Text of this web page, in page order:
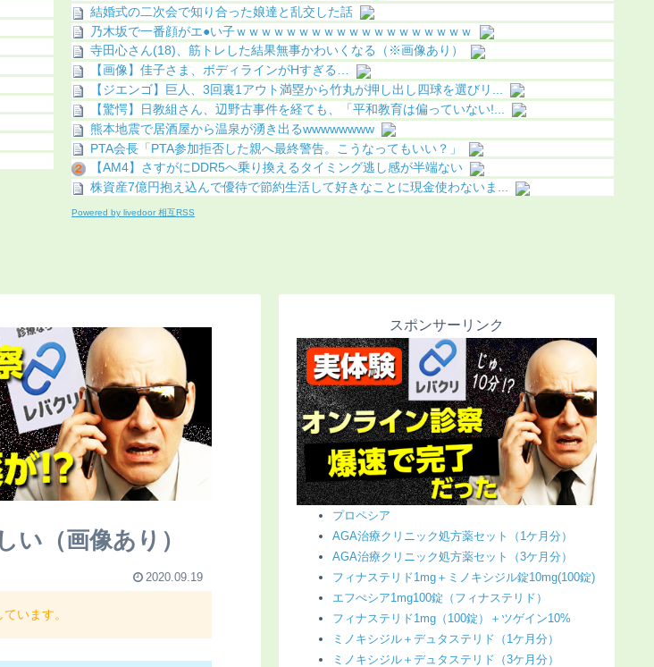
結婚式の二次会で知り合った娘達と乱交した話
乃木坂で一番顔がエ●い子ｗｗｗｗｗｗｗｗｗｗｗｗｗｗｗｗｗｗｗ
寺田心さん(18)、筋トレした結果無事かわいくなる（※画像あり）
【画像】佳子さま、ボディラインがHすぎる…
【ジエンゴ】巨人、3回裏1アウト満塁から竹丸が押し出し四球を選びリ...
【驚愕】日教組さん、辺野古事件を経ても、「平和教育は偏っていない!...
熊本地震で居酒屋から温泉が湧き出るwwwwwwww
PTA会長「PTA参加拒否した親へ最終警告。こうなってもいい？」
【AM4】さすがにDDR5へ乗り換えるタイミング逃し感が半端ない
株資産7億円抱え込んで優待で節約生活して好きなことに現金使わないま...
Powered by livedoor 相互RSS
い（画像あり）
2020.09.19
います。
スポンサーリンク
プロペシア
AGA治療クリニック処方薬セット（1ケ月分）
AGA治療クリニック処方薬セット（3ケ月分）
フィナステリド1mg＋ミノキシジル錠10mg(100錠)
エフぺシア1mg100錠（フィナステリド）
フィナステリド1mg（100錠）＋ツゲイン10%
ミノキシジル＋デュタステリド（1ケ月分）
ミノキシジル＋デュタステリド（3ケ月分）